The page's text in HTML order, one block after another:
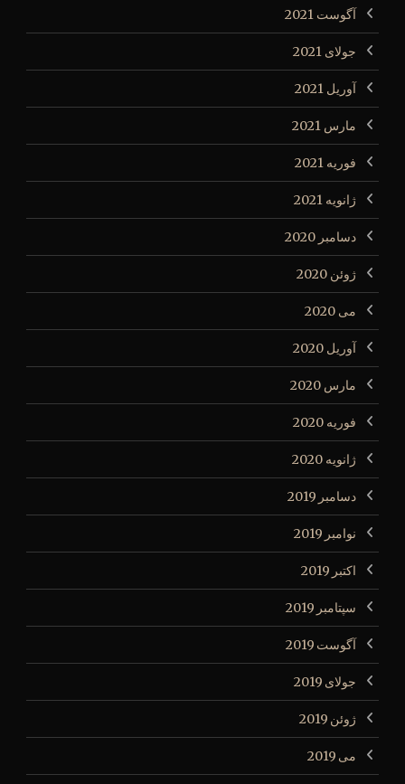
آگوست 2021
جولای 2021
آوریل 2021
مارس 2021
فوریه 2021
ژانویه 2021
دسامبر 2020
ژوئن 2020
می 2020
آوریل 2020
مارس 2020
فوریه 2020
ژانویه 2020
دسامبر 2019
نوامبر 2019
اکتبر 2019
سپتامبر 2019
آگوست 2019
جولای 2019
ژوئن 2019
می 2019